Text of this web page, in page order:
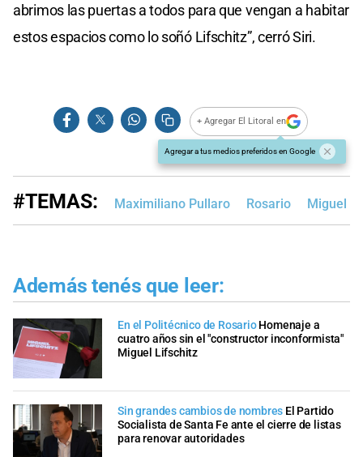
abrimos las puertas a todos para que vengan a habitar
estos espacios como lo soñó Lifschitz”, cerró Siri.
+ Agregar El Litoral en
Agregar a tus medios preferidos en Google
#TEMAS: Maximiliano Pullaro Rosario Miguel
Además tenés que leer:
En el Politécnico de Rosario Homenaje a
cuatro años sin el "constructor inconformista"
Miguel Lifschitz
Sin grandes cambios de nombres El Partido
Socialista de Santa Fe ante el cierre de listas
para renovar autoridades